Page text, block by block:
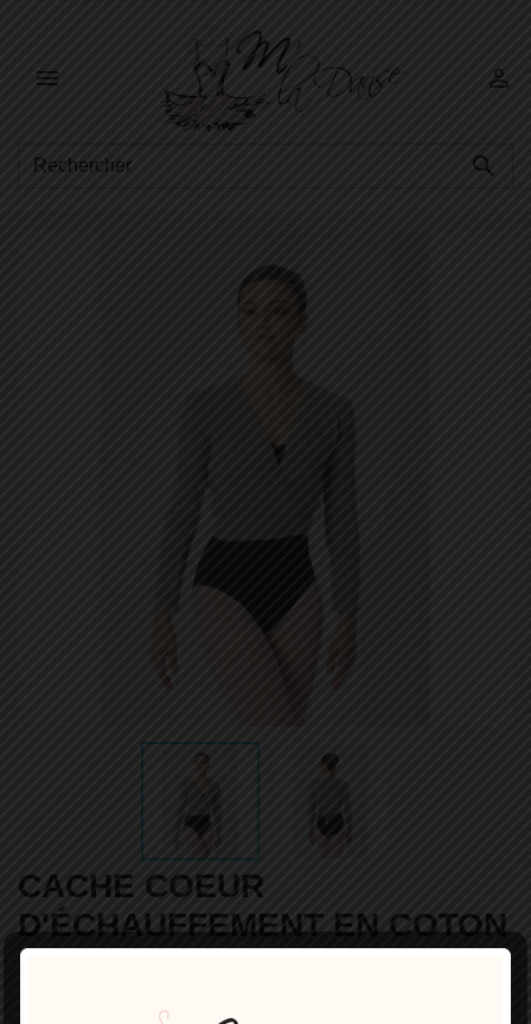



CACHE COEUR
D'ÉCHAUFFEMENT EN COTON
BALLET ELISUR INTERMEZZO